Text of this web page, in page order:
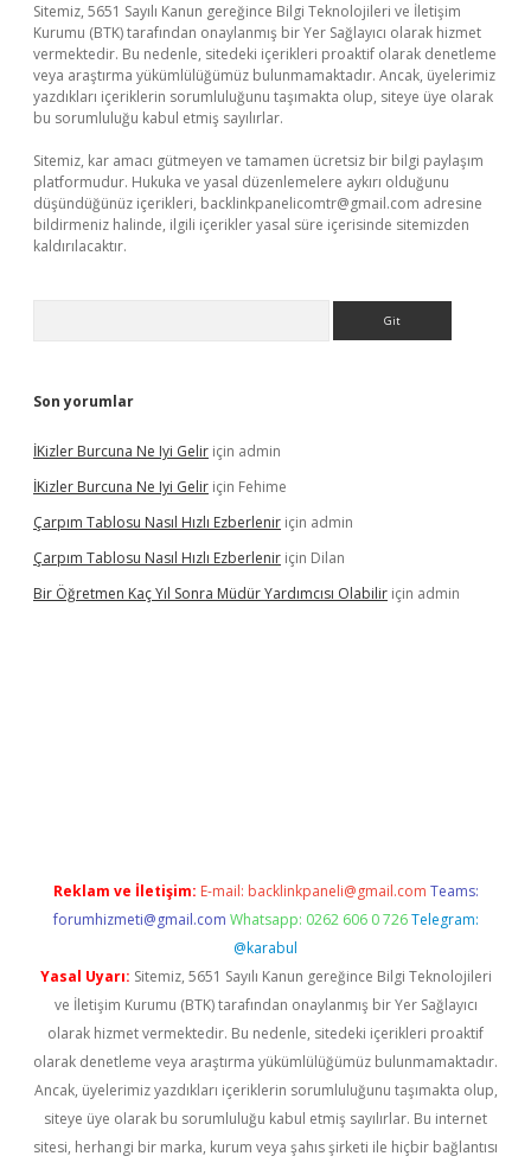
Sitemiz, 5651 Sayılı Kanun gereğince Bilgi Teknolojileri ve İletişim
Kurumu (BTK) tarafından onaylanmış bir Yer Sağlayıcı olarak hizmet
vermektedir. Bu nedenle, sitedeki içerikleri proaktif olarak denetleme
veya araştırma yükümlülüğümüz bulunmamaktadır. Ancak, üyelerimiz
yazdıkları içeriklerin sorumluluğunu taşımakta olup, siteye üye olarak
bu sorumluluğu kabul etmiş sayılırlar.
Sitemiz, kar amacı gütmeyen ve tamamen ücretsiz bir bilgi paylaşım
platformudur. Hukuka ve yasal düzenlemelere aykırı olduğunu
düşündüğünüz içerikleri, backlinkpanelicomtr@gmail.com adresine
bildirmeniz halinde, ilgili içerikler yasal süre içerisinde sitemizden
kaldırılacaktır.
Son yorumlar
İKizler Burcuna Ne Iyi Gelir için admin
İKizler Burcuna Ne Iyi Gelir için Fehime
Çarpım Tablosu Nasıl Hızlı Ezberlenir için admin
Çarpım Tablosu Nasıl Hızlı Ezberlenir için Dilan
Bir Öğretmen Kaç Yıl Sonra Müdür Yardımcısı Olabilir için admin
Reklam ve İletişim: E-mail: backlinkpaneli@gmail.com Teams:
forumhizmeti@gmail.com Whatsapp: 0262 606 0 726 Telegram:
@karabul
Yasal Uyarı: Sitemiz, 5651 Sayılı Kanun gereğince Bilgi Teknolojileri
ve İletişim Kurumu (BTK) tarafından onaylanmış bir Yer Sağlayıcı
olarak hizmet vermektedir. Bu nedenle, sitedeki içerikleri proaktif
olarak denetleme veya araştırma yükümlülüğümüz bulunmamaktadır.
Ancak, üyelerimiz yazdıkları içeriklerin sorumluluğunu taşımakta olup,
siteye üye olarak bu sorumluluğu kabul etmiş sayılırlar. Bu internet
sitesi, herhangi bir marka, kurum veya şahıs şirketi ile hiçbir bağlantısı